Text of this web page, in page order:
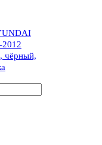
2012
чёрный,